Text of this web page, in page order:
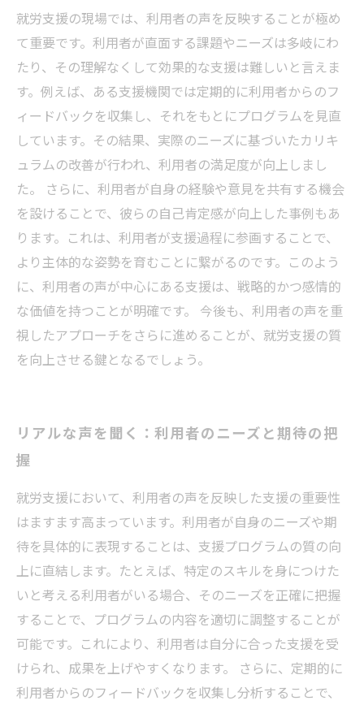
就労支援の未来：利用者参加型支援の可能性
まとめ：利用者の声が支援を変える力について
考える
就労支援の現場では、利用者の声を反映することが極め
て重要です。利用者が直面する課題やニーズは多岐にわ
たり、その理解なくして効果的な支援は難しいと言えま
す。例えば、ある支援機関では定期的に利用者からのフ
ィードバックを収集し、それをもとにプログラムを見直
しています。その結果、実際のニーズに基づいたカリキ
ュラムの改善が行われ、利用者の満足度が向上しまし
た。 さらに、利用者が自身の経験や意見を共有する機会
を設けることで、彼らの自己肯定感が向上した事例もあ
ります。これは、利用者が支援過程に参画することで、
より主体的な姿勢を育むことに繋がるのです。このよう
に、利用者の声が中心にある支援は、戦略的かつ感情的
な価値を持つことが明確です。 今後も、利用者の声を重
視したアプローチをさらに進めることが、就労支援の質
を向上させる鍵となるでしょう。
リアルな声を聞く：利用者のニーズと期待の把
握
就労支援において、利用者の声を反映した支援の重要性
はますます高まっています。利用者が自身のニーズや期
待を具体的に表現することは、支援プログラムの質の向
上に直結します。たとえば、特定のスキルを身につけた
いと考える利用者がいる場合、そのニーズを正確に把握
することで、プログラムの内容を適切に調整することが
可能です。これにより、利用者は自分に合った支援を受
けられ、成果を上げやすくなります。 さらに、定期的に
利用者からのフィードバックを収集し分析することで、